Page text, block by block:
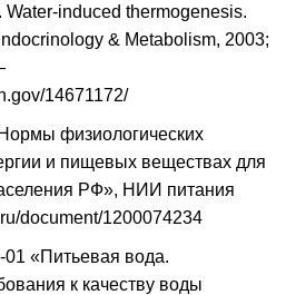
Water-induced thermogenesis.
& Metabolism, 2003;
14671172/
физиологических
и пищевых веществах для
РФ», НИИ питания
document/1200074234
01 «Питьевая вода.
к качеству воды